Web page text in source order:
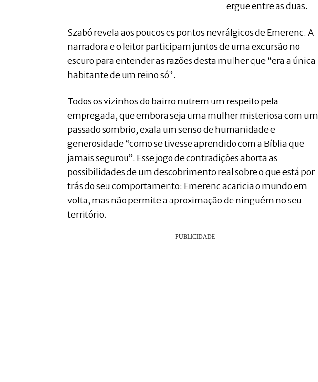
ergue entre as duas.
Szabó revela aos poucos os pontos nevrálgicos de Emerenc. A
narradora e o leitor participam juntos de uma excursão no
escuro para entender as razões desta mulher que “era a única
habitante de um reino só”.
Todos os vizinhos do bairro nutrem um respeito pela
empregada, que embora seja uma mulher misteriosa com um
passado sombrio, exala um senso de humanidade e
generosidade “como se tivesse aprendido com a Bíblia que
jamais segurou’’. Esse jogo de contradições aborta as
possibilidades de um descobrimento real sobre o que está por
trás do seu comportamento: Emerenc acaricia o mundo em
volta, mas não permite a aproximação de ninguém no seu
território.